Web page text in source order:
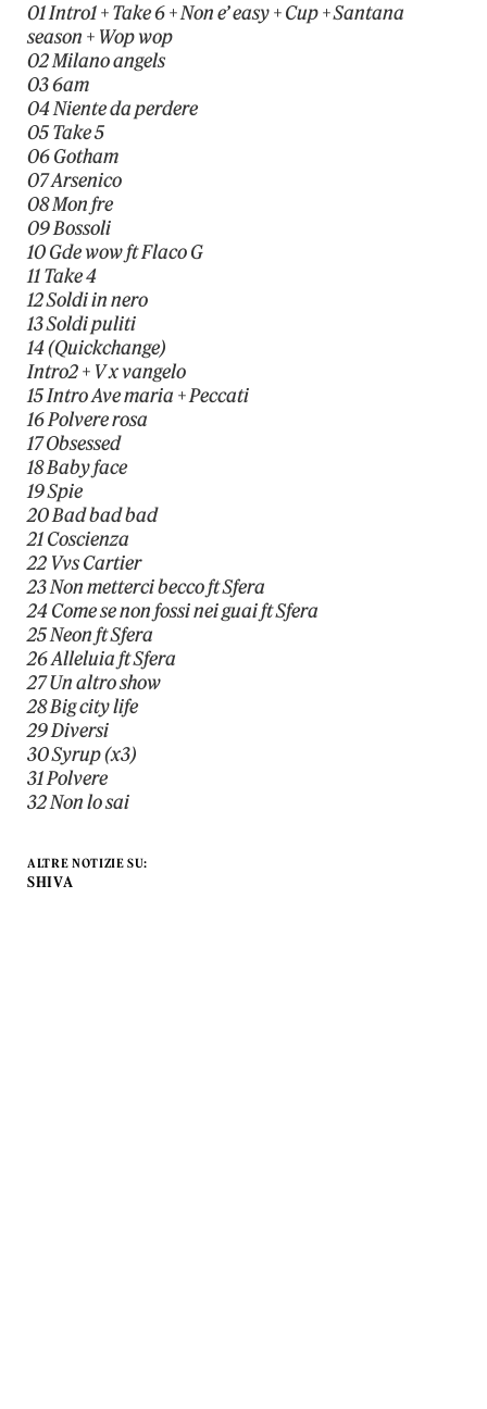
01 Intro1 + Take 6 + Non e’ easy + Cup + Santana
season + Wop wop
02 Milano angels
03 6am
04 Niente da perdere
05 Take 5
06 Gotham
07 Arsenico
08 Mon fre
09 Bossoli
10 Gde wow ft Flaco G
11 Take 4
12 Soldi in nero
13 Soldi puliti
14 (Quickchange)
Intro2 + V x vangelo
15 Intro Ave maria + Peccati
16 Polvere rosa
17 Obsessed
18 Baby face
19 Spie
20 Bad bad bad
21 Coscienza
22 Vvs Cartier
23 Non metterci becco ft Sfera
24 Come se non fossi nei guai ft Sfera
25 Neon ft Sfera
26 Alleluia ft Sfera
27 Un altro show
28 Big city life
29 Diversi
30 Syrup (x3)
31 Polvere
32 Non lo sai​​​​​​​​​​​​​​​​
ALTRE NOTIZIE SU:
SHIVA